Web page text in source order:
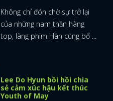
Không chỉ đón chờ sự trở lại
của những nam thần hàng
top, làng phim Hàn cũng bổ ...
Lee Do Hyun bồi hồi chia
sẻ cảm xúc hậu kết thúc
Youth of May